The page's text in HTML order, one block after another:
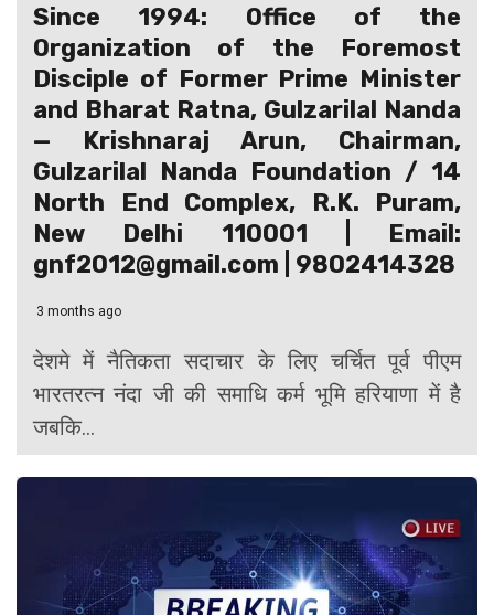
Since 1994: Office of the
Organization of the Foremost
Disciple of Former Prime Minister
and Bharat Ratna, Gulzarilal Nanda
— Krishnaraj Arun, Chairman,
Gulzarilal Nanda Foundation / 14
North End Complex, R.K. Puram,
New Delhi 110001 | Email:
gnf2012@gmail.com | 9802414328
3 months ago
देशमे में नैतिकता सदाचार के लिए चर्चित पूर्व पीएम
भारतरत्न नंदा जी की समाधि कर्म भूमि हरियाणा में है
जबकि...